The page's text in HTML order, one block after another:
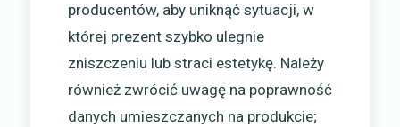
producentów, aby uniknąć sytuacji, w
której prezent szybko ulegnie
zniszczeniu lub straci estetykę. Należy
również zwrócić uwagę na poprawność
danych umieszczanych na produkcie;